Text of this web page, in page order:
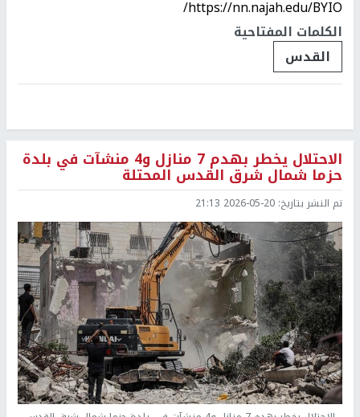
https://nn.najah.edu/BYIO/
الكلمات المفتاحية
القدس
الاحتلال يخطر بهدم 7 منازل و4 منشآت في بلدة
حزما شمال شرق القدس المحتلة
تم النشر بتاريخ: 2026-05-20 21:13